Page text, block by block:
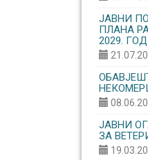
ЈАВНИ
ПЛАНА
2029.
ЈАВНИ
ЗА